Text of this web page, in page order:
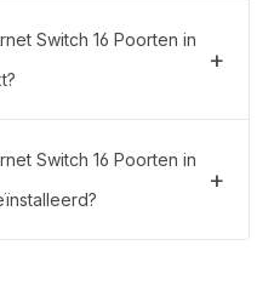
Switch 16 Poorten in
Switch 16 Poorten in